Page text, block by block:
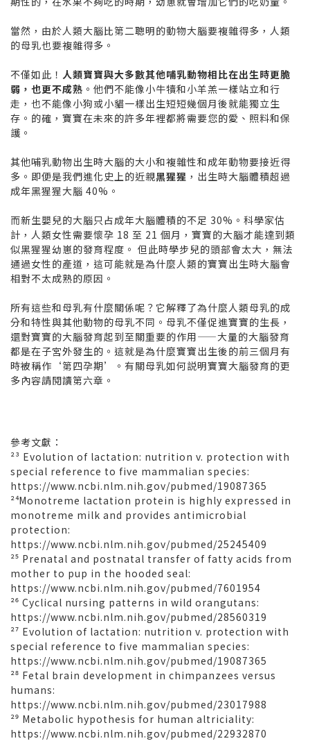
當然，由於人類大腦比第二聰明的動物大腦要複雜得多，人類
的母乳也要複雜得多。
不僅如此！ 人類寶寶與大多數其他哺乳動物相比在出生時更脆
弱，也更不成熟 。他們不能像小牛犢和小羊羔一樣站立和行
走，也不能像小狗或小貓一樣出生短短幾個月後就能獨立生
存。的確，寶寶在未來的許多年裡都將需要您的愛、照料和保
護。
其他哺乳動物出生時大腦的大小和複雜性和成年動物要接近得
多。即便是我們進化史上的近親黑猩猩 ，出生時大腦體積超過
成年黑猩猩大腦 40%。
而新生嬰兒的大腦只占成年大腦體積的不足 30%。科學家估
計，人類女性需要懷孕 18 至 21 個月，寶寶的大腦才能達到類
似黑猩猩幼崽的發育程度。 但此時學步兒的頭部會太大，無法
通過女性的產道，這可能就是為什麼人類的寶寶出生時大腦會
相對不太成熟的原因。
所有這些和母乳有什麼關係呢？它解釋了為什麼人類母乳的成
分和特性與其他動物的母乳不同。母乳不僅促進寶寶的生長，
還對寶寶的大腦發育起到至關重要的作用——大量的大腦發育
都是在子宮外發生的。這就是為什麼寶寶出生後的前三個月有
時被稱作‘第四孕期’。有關母乳如何説明寶寶大腦發育的更
多內容請閱讀第六章。
參考文獻：
²³ Evolution of lactation: nutrition v. protection with
special reference to five mammalian species:
https://www.ncbi.nlm.nih.gov/pubmed/19087365
²⁴ Monotreme lactation protein is highly expressed in
monotreme milk and provides antimicrobial
protection:
https://www.ncbi.nlm.nih.gov/pubmed/25245409
²⁵ Prenatal and postnatal transfer of fatty acids from
mother to pup in the hooded seal:
https://www.ncbi.nlm.nih.gov/pubmed/7601954
²⁶ Cyclical nursing patterns in wild orangutans:
https://www.ncbi.nlm.nih.gov/pubmed/28560319
²⁷ Evolution of lactation: nutrition v. protection with
special reference to five mammalian species:
https://www.ncbi.nlm.nih.gov/pubmed/19087365
²⁸ Fetal brain development in chimpanzees versus
humans:
https://www.ncbi.nlm.nih.gov/pubmed/23017988
²⁹ Metabolic hypothesis for human altriciality:
https://www.ncbi.nlm.nih.gov/pubmed/22932870